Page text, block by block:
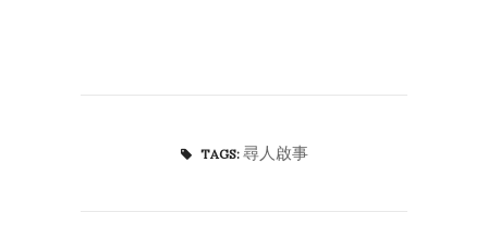
TAGS: 尋人啟事